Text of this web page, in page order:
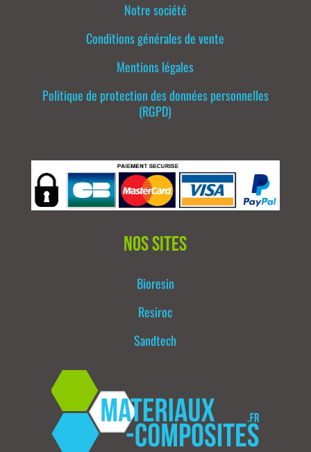
Notre société
Conditions générales de vente
Mentions légales
Politique de protection des données personnelles
(RGPD)
Nos sites
Bioresin
Resiroc
Sandtech